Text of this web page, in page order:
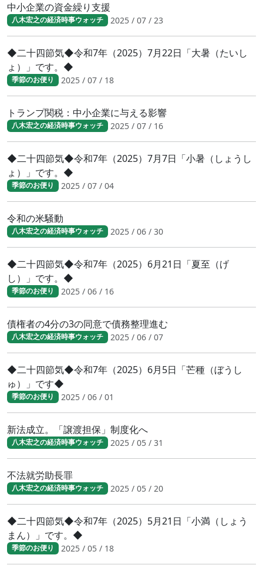
中小企業の資金繰り支援
八木宏之の経済時事ウォッチ 2025 / 07 / 23
◆二十四節気◆令和7年（2025）7月22日「大暑（たいし
ょ）」です。◆
季節のお便り 2025 / 07 / 18
トランプ関税：中小企業に与える影響
八木宏之の経済時事ウォッチ 2025 / 07 / 16
◆二十四節気◆令和7年（2025）7月7日「小暑（しょうし
ょ）」です。◆
季節のお便り 2025 / 07 / 04
令和の米騒動
八木宏之の経済時事ウォッチ 2025 / 06 / 30
◆二十四節気◆令和7年（2025）6月21日「夏至（げ
し）」です。◆
季節のお便り 2025 / 06 / 16
債権者の4分の3の同意で債務整理進む
八木宏之の経済時事ウォッチ 2025 / 06 / 07
◆二十四節気◆令和7年（2025）6月5日「芒種（ぼうし
ゅ）」です◆
季節のお便り 2025 / 06 / 01
新法成立。「譲渡担保」制度化へ
八木宏之の経済時事ウォッチ 2025 / 05 / 31
不法就労助長罪
八木宏之の経済時事ウォッチ 2025 / 05 / 20
◆二十四節気◆令和7年（2025）5月21日「小満（しょう
まん）」です。◆
季節のお便り 2025 / 05 / 18